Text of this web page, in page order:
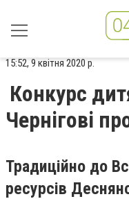
15:52, 9 квітня 2020 р.
Конкурс
Чернігові
Традиційно до
ресурсів